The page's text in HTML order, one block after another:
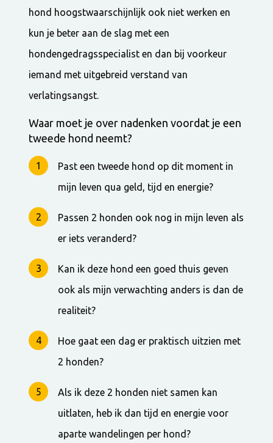
hond hoogstwaarschijnlijk ook niet werken en
kun je beter aan de slag met een
hondengedragsspecialist en dan bij voorkeur
iemand met uitgebreid verstand van
verlatingsangst.
Waar moet je over nadenken voordat je een
tweede hond neemt?
Past een tweede hond op dit moment in
mijn leven qua geld, tijd en energie?
Passen 2 honden ook nog in mijn leven als
er iets veranderd?
Kan ik deze hond een goed thuis geven
ook als mijn verwachting anders is dan de
realiteit?
Hoe gaat een dag er praktisch uitzien met
2 honden?
Als ik deze 2 honden niet samen kan
uitlaten, heb ik dan tijd en energie voor
aparte wandelingen per hond?